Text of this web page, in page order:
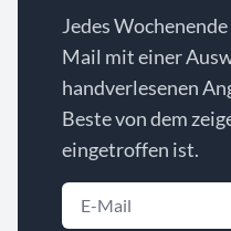
Jedes
Mail mit einer
handverlesenen
Beste von dem
eingetroffen ist.